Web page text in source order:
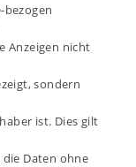
Anzeigen nicht
sondern
ist. Dies gilt
Daten ohne